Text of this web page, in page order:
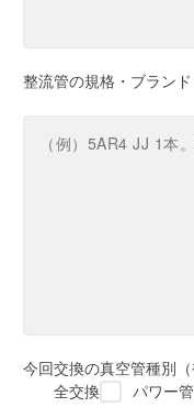
整流管の規格・ブランド
今回交換の真空管種別（
全交換
パワー管